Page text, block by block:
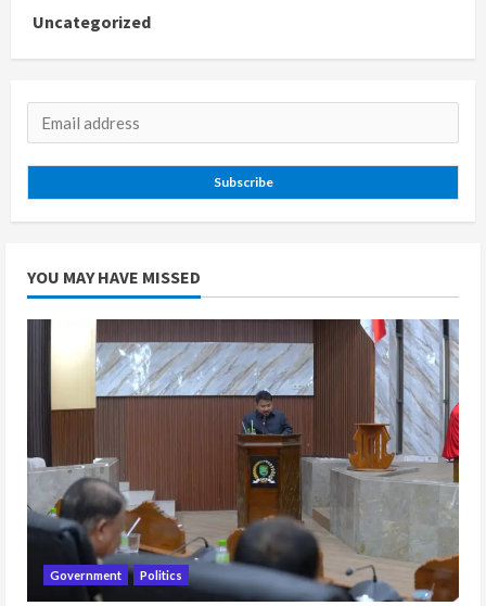
Uncategorized
Subscribe
YOU MAY HAVE MISSED
Government Politics